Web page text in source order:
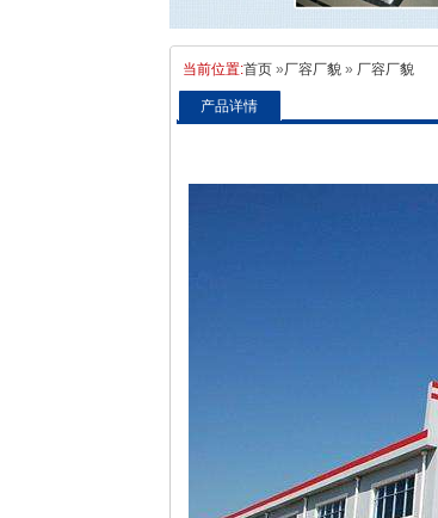
当前位置:首页 »厂容厂貌 » 厂容厂貌
产品详情